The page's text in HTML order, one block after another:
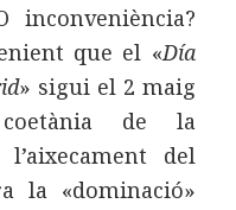
inconveniència?
que el «Día
» sigui el 2 maig
de la
del
la «dominació»